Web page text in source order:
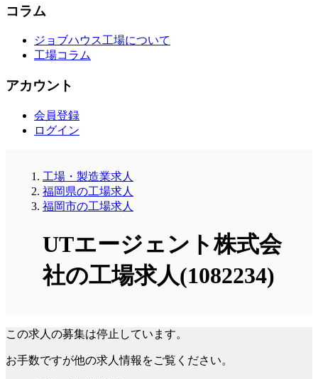
コラム
ジョブハウス工場について
工場コラム
アカウント
会員登録
ログイン
工場・製造業求人
福岡県の工場求人
福岡市の工場求人
UTエージェント株式会
社の工場求人(1082234)
この求人の募集は停止しています。
お手数ですが他の求人情報をご覧ください。